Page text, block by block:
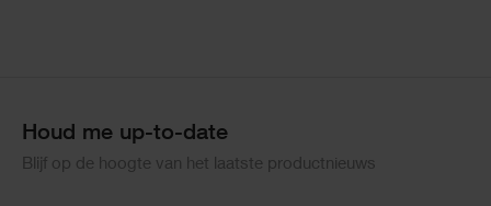
Houd me up-to-date
Blijf op de hoogte van het laatste productnieuws